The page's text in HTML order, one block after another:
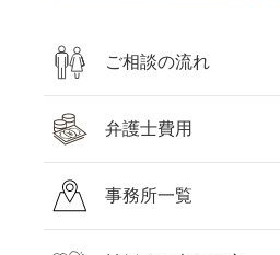
ご相談の流れ
弁護士費用
事務所一覧